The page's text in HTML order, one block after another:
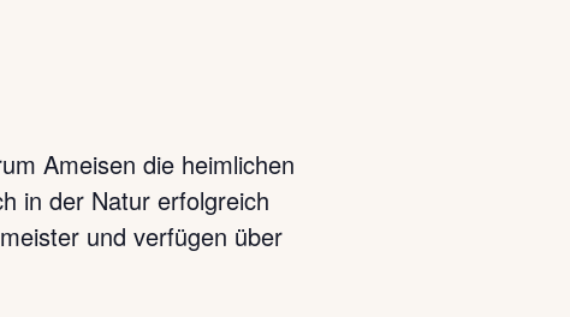
Ameisen die heimlichen
in der Natur erfolgreich
und verfügen über